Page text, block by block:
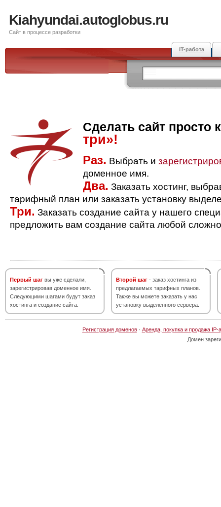
Kiahyundai.autoglobus.ru
Сайт в процессе разработки
IT-работа
Сделать сайт просто
три»!
Раз. Выбрать и
доменное имя.
Два. Заказать хостинг,
тарифный план или заказать установку
Три. Заказать создание сайта у нашего
предложить вам создание сайта любой
Первый шаг вы уже сделали,
зарегистрировав доменное имя.
Следующими шагами будут заказ
хостинга и создание сайта.
Второй шаг - заказ хостинга из
предлагаемых тарифных планов.
Также вы можете заказать у нас
установку выделенного сервера.
Регистрация доменов· Аренда, покупка и продажа IP-
Домен